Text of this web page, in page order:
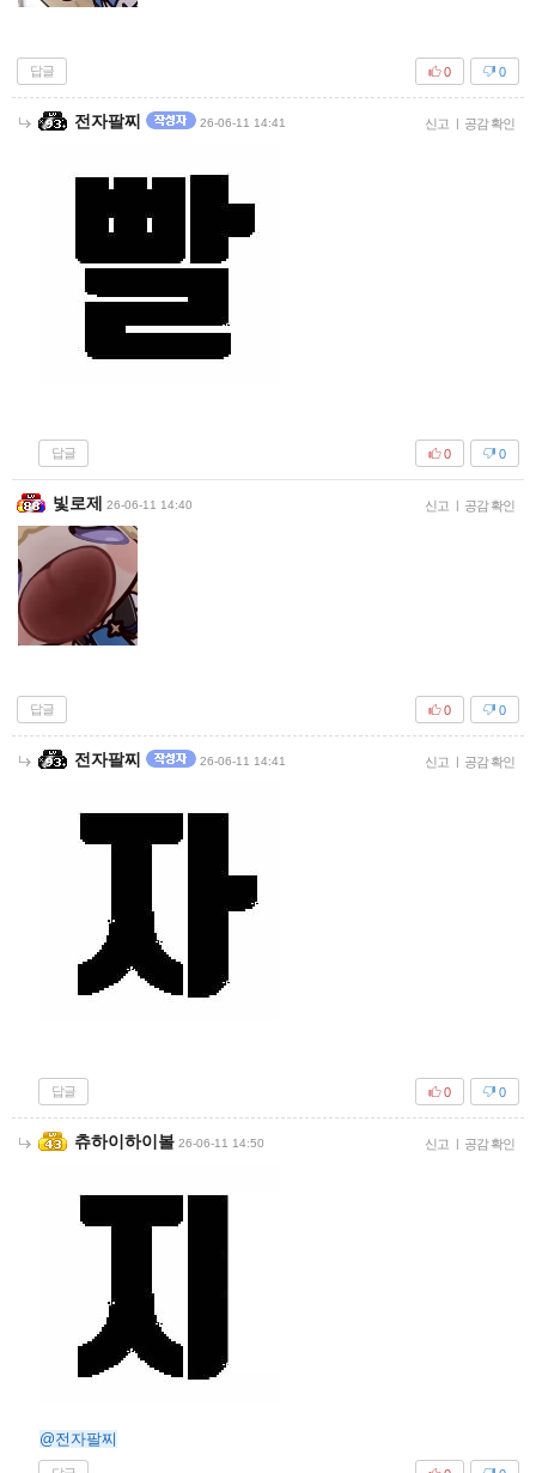
답글 0
0
전자팔찌 26-06-11 14:41 신고 | 공감 확인
답글 0
0
빛로제 26-06-11 14:40 신고 | 공감 확인
답글 0
0
전자팔찌 26-06-11 14:41 신고 | 공감 확인
답글 0
0
츄하이하이볼 26-06-11 14:50 신고 | 공감 확인
@전자팔찌